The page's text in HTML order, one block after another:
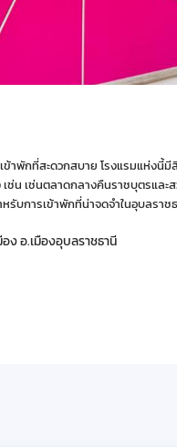
าพักที่สะดวกสบาย โรงแรมแห่งนี้มี
น เช่นตลาดกลางคืนราชบุตรแล
รับการเข้าพักที่น่าจดจำในอุบลราช
ง อ.เมืองอุบลราชธานี